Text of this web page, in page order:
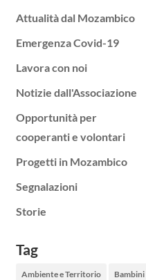
Attualità dal Mozambico
Emergenza Covid-19
Lavora con noi
Notizie dall'Associazione
Opportunità per
cooperanti e volontari
Progetti in Mozambico
Segnalazioni
Storie
Tag
Ambiente e Territorio Bambini